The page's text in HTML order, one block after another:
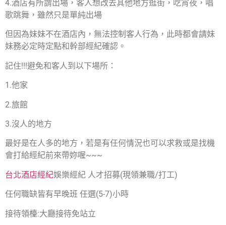
4.酒店有所謂出場，客人想改去其他地方逛街，吃宵夜，唱
歌跳舞，雖然只是單純出場
但因為妹妹不在酒店內，無法控制客人行為，此時都會請妹
妹務必定時定點和幹部經紀確認。
記住!!!避免和客人到以下場所：
1.他家
2.旅館
3.沒人的地方
最好是在人多的地方，若是有任何情況也可以求救或是找機
會打給經紀前來帶妳喔~~~
台北酒店經紀娛樂經紀 人才招募(現領兼職/打工)
任何職缺皆有早晚班 任選(5-7)小時
接待領檯:大廳接待免站立